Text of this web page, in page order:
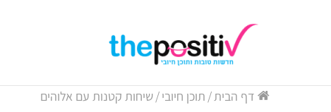
יום שישי, 7 אוגוסט 2026 תובנות השבוע
דף הבית/ תוכן חיובי/שיחות קטנות עם אלוהים